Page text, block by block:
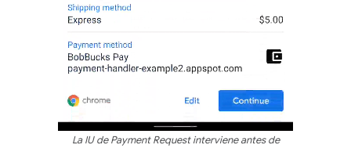
La IU de Payment Request interviene antes de